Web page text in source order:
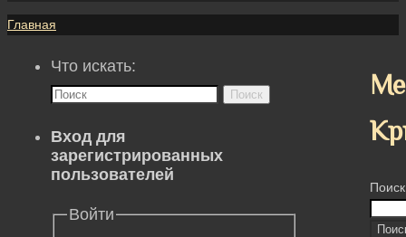
Главная
Что искать:
Поиск
Вход для
зарегистрированных
пользователей
Войти